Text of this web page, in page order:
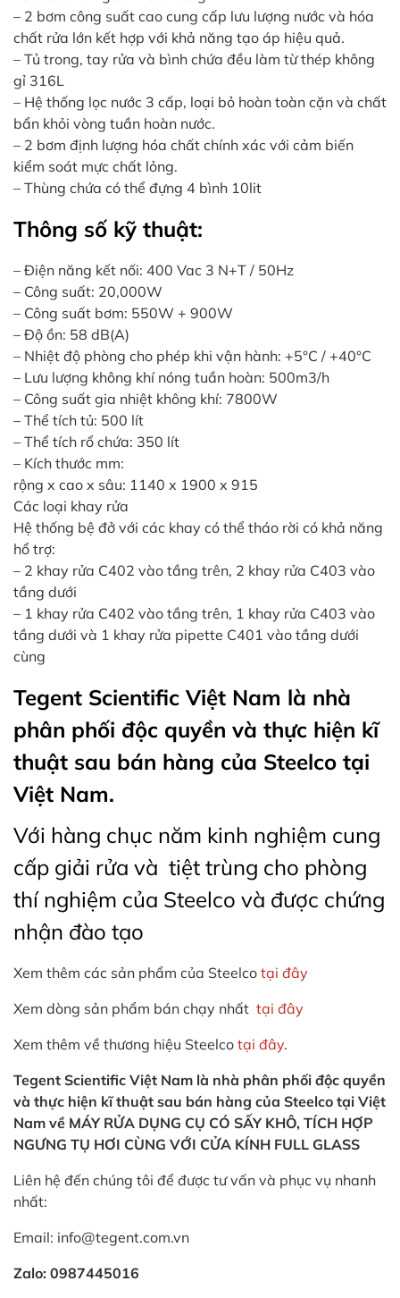
– 2 bơm công suất cao cung cấp lưu lượng nước và hóa
chất rửa lớn kết hợp với khả năng tạo áp hiệu quả.
– Tủ trong, tay rửa và bình chứa đều làm từ thép không
gỉ 316L
– Hệ thống lọc nước 3 cấp, loại bỏ hoàn toàn cặn và chất
bẩn khỏi vòng tuần hoàn nước.
– 2 bơm định lượng hóa chất chính xác với cảm biến
kiểm soát mực chất lỏng.
– Thùng chứa có thể đựng 4 bình 10lit
Thông số kỹ thuật:
– Điện năng kết nối: 400 Vac 3 N+T / 50Hz
– Công suất: 20,000W
– Công suất bơm: 550W + 900W
– Độ ồn: 58 dB(A)
– Nhiệt độ phòng cho phép khi vận hành: +5°C / +40°C
– Lưu lượng không khí nóng tuần hoàn: 500m3/h
– Công suất gia nhiệt không khí: 7800W
– Thể tích tủ: 500 lít
– Thể tích rổ chứa: 350 lít
– Kích thước mm:
rộng x cao x sâu: 1140 x 1900 x 915
Các loại khay rửa
Hệ thống bệ đở với các khay có thể tháo rời có khả năng
hổ trợ:
– 2 khay rửa C402 vào tầng trên, 2 khay rửa C403 vào
tầng dưới
– 1 khay rửa C402 vào tầng trên, 1 khay rửa C403 vào
tầng dưới và 1 khay rửa pipette C401 vào tầng dưới
cùng
Tegent Scientific Việt Nam là nhà
phân phối độc quyền và thực hiện kĩ
thuật sau bán hàng của Steelco tại
Việt Nam.
Với hàng chục năm kinh nghiệm cung
cấp giải rửa và tiệt trùng cho phòng
thí nghiệm của Steelco và được chứng
nhận đào tạo
Xem thêm các sản phẩm của Steelco tại đây
Xem dòng sản phẩm bán chạy nhất tại đây
Xem thêm về thương hiệu Steelco tại đây.
Tegent Scientific Việt Nam là nhà phân phối độc quyền
và thực hiện kĩ thuật sau bán hàng của Steelco tại Việt
Nam về MÁY RỬA DỤNG CỤ CÓ SẤY KHÔ, TÍCH HỢP
NGƯNG TỤ HƠI CÙNG VỚI CỬA KÍNH FULL GLASS
Liên hệ đến chúng tôi để được tư vấn và phục vụ nhanh
nhất:
Email: info@tegent.com.vn
Zalo: 0987445016